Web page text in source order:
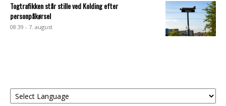
Togtrafikken står stille ved Kolding efter
personpåkørsel
08:39 - 7. august